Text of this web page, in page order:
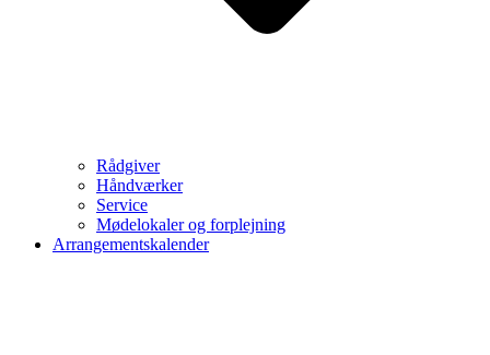
Rådgiver
Håndværker
Service
Mødelokaler og forplejning
Arrangementskalender